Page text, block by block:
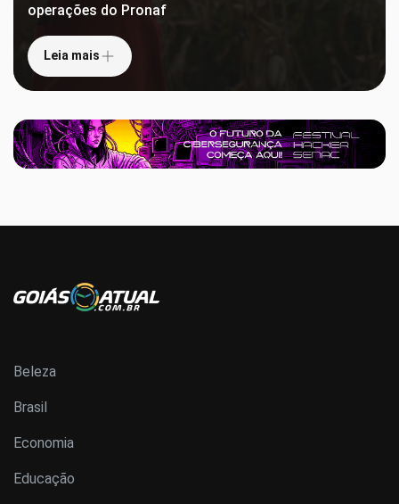
operações do Pronaf
Leia mais
Beleza
Brasil
Economia
Educação